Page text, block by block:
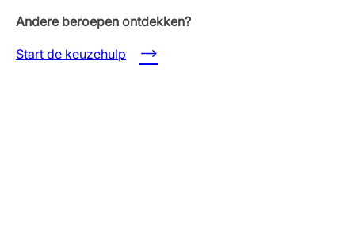
Andere beroepen ontdekken?
Start de keuzehulp